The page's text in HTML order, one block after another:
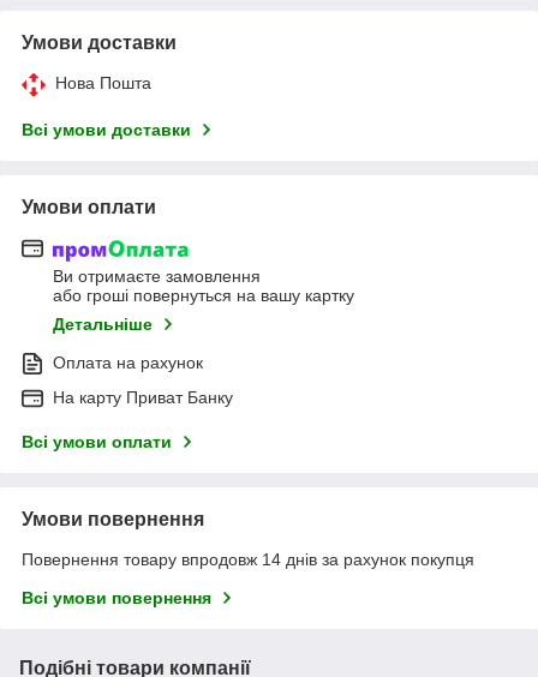
Умови доставки
Нова Пошта
Всі умови доставки
Умови оплати
Ви отримаєте замовлення
або гроші повернуться на вашу картку
Детальніше
Оплата на рахунок
На карту Приват Банку
Всі умови оплати
Умови повернення
Повернення товару впродовж 14 днів за рахунок покупця
Всі умови повернення
Подібні товари компанії